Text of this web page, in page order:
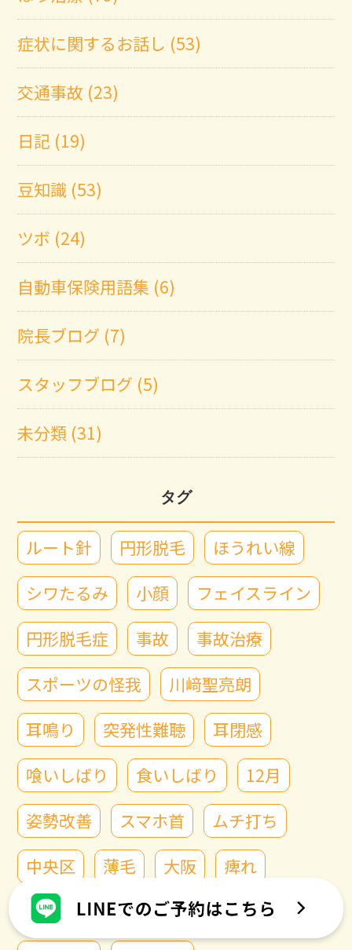
症状に関するお話し (53)
交通事故 (23)
日記 (19)
豆知識 (53)
ツボ (24)
自動車保険用語集 (6)
院長ブログ (7)
スタッフブログ (5)
未分類 (31)
タグ
ルート針 円形脱毛
ほうれい線
シワたるみ
小顔
フェイスライン
円形脱毛症
事故
事故治療
スポーツの怪我
川﨑聖亮朗
耳鳴り
突発性難聴
耳閉感
喰いしばり
食いしばり
12月
姿勢改善
スマホ首
ムチ打ち
中央区
薄毛 大阪
痺れ
背部痛
針治療
鍼灸院